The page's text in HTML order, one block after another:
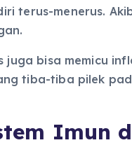
terus-menerus.
bisa memicu
tiba-tiba pilek
Imun